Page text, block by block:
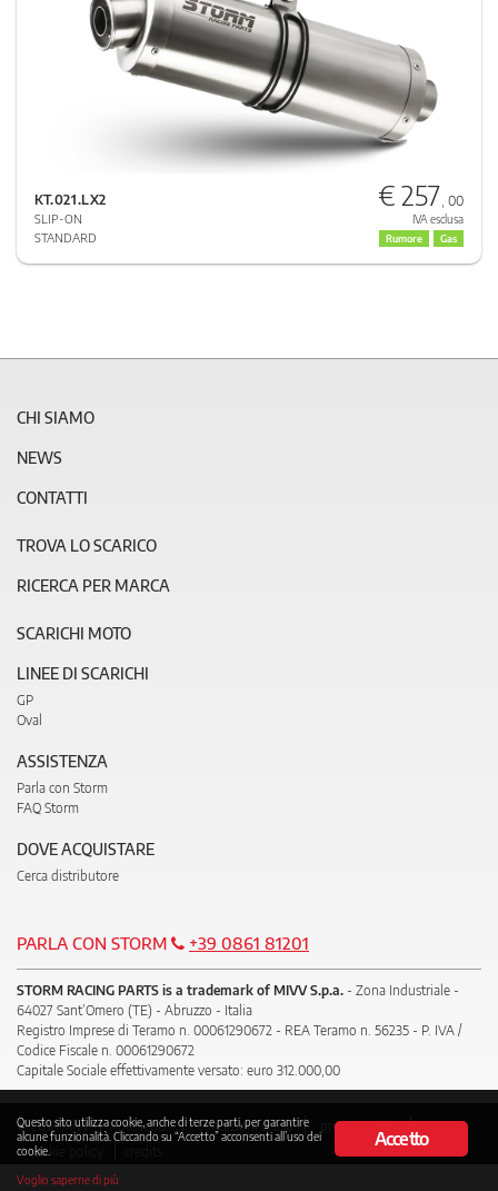
KT.021.LX2
SLIP-ON
STANDARD
€ 257 , 00
IVA esclusa
Rumore Gas
CHI SIAMO
NEWS
CONTATTI
TROVA LO SCARICO
RICERCA PER MARCA
SCARICHI MOTO
LINEE DI SCARICHI
GP
Oval
ASSISTENZA
Parla con Storm
FAQ Storm
DOVE ACQUISTARE
Cerca distributore
PARLA CON STORM +39 0861 81201
STORM RACING PARTS is a trademark of MIVV S.p.a. - Zona Industriale -
64027 Sant’Omero (TE) - Abruzzo - Italia
Registro Imprese di Teramo n. 00061290672 - REA Teramo n. 56235 - P. IVA /
Codice Fiscale n. 00061290672
Capitale Sociale effettivamente versato: euro 312.000,00
© 2018 Mivv note legali condizioni d’uso
privacy policy
cookie policy
Accetto
Questo sito utilizza cookie, anche di terze parti, per garantire
alcune funzionalità. Cliccando su “Accetto” acconsenti all’uso dei
cookie.
Voglio saperne di più